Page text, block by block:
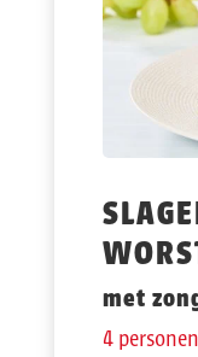
met
4